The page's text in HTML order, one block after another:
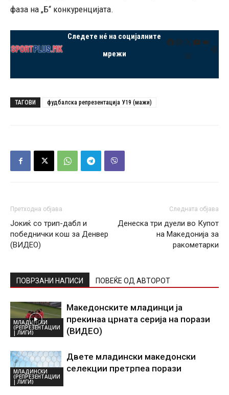
фаза на „Б“ конкуренцијата.
Следете нé на социјалните
мрежи
Facebook
Instagram
X YouTube
VK
Mail
ТАГОВИ фудбалска репрезентација У19 (мажи)
Претходна објава
Јокиќ со трип-дабл и
победнички кош за Денвер
(ВИДЕО)
Следната објава
Денеска три дуели во Купот
на Македонија за
ракометарки
ПОВРЗАНИ НАПИСИ ПОВЕЌЕ ОД АВТОРОТ
МЛАДИНСКИ
(РЕПРЕЗЕНТАЦИИ
| ЛИГИ)
Македонските младинци ја
прекинаа црната серија на порази
(ВИДЕО)
МЛАДИНСКИ
(РЕПРЕЗЕНТАЦИИ
| ЛИГИ)
Двете младински македонски
селекции претрпеа порази